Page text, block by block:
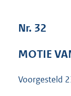
Nr. 32
MOTIE
Voorgesteld